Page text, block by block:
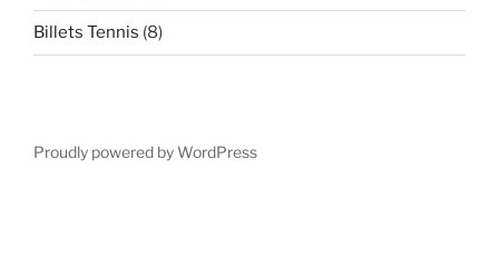
Billets Tennis (8)
Proudly powered by WordPress